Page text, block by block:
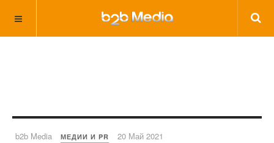
b2b Media МЕДИИ И PR 20 Май 2021